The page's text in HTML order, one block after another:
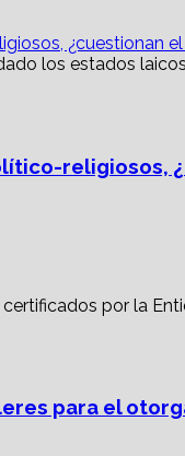
¿cuestionan
religiosos,
para el